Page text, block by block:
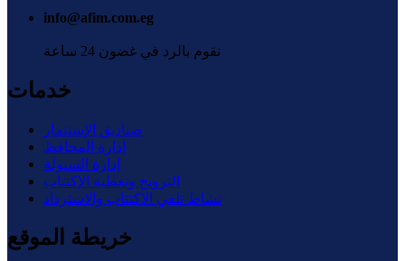
info@afim.com.eg
نقوم بالرد في غضون 24 ساعة
خدمات
صناديق الإستثمار
إدارة المحافظ
إدارة السيولة
الترويج وتغطية الإكتتاب
نشاط تلقي الاكتتاب والاسترداد
خريطة الموقع